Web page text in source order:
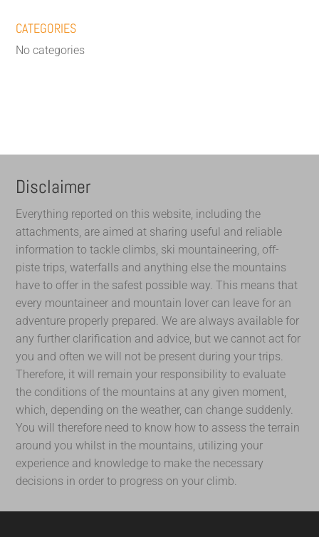
CATEGORIES
No categories
Disclaimer
Everything reported on this website, including the
attachments, are aimed at sharing useful and reliable
information to tackle climbs, ski mountaineering, off-
piste trips, waterfalls and anything else the mountains
have to offer in the safest possible way. This means that
every mountaineer and mountain lover can leave for an
adventure properly prepared. We are always available for
any further clarification and advice, but we cannot act for
you and often we will not be present during your trips.
Therefore, it will remain your responsibility to evaluate
the conditions of the mountains at any given moment,
which, depending on the weather, can change suddenly.
You will therefore need to know how to assess the terrain
around you whilst in the mountains, utilizing your
experience and knowledge to make the necessary
decisions in order to progress on your climb.